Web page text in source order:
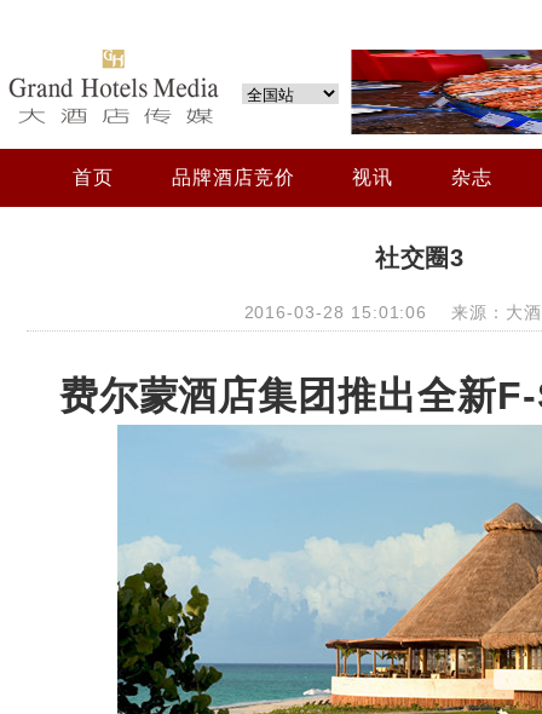
首页 品牌酒店竞价 视讯 杂志
社交圈3
2016-03-28 15:01:06 来源：大酒
费尔蒙酒店集团推出全新